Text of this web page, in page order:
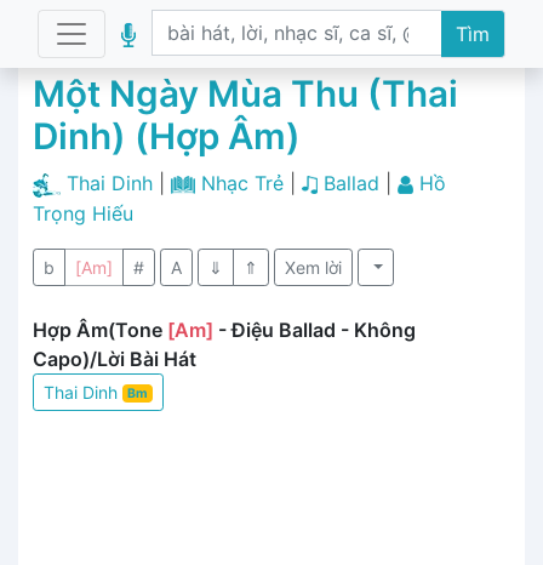
Tìm
Một Ngày Mùa Thu (Thai
Dinh) (Hợp Âm)
Thai Dinh Nhạc Trẻ| Ballad
Hồ
Trọng Hiếu
b [Am] # A ⇓ ⇑ Xem lời
Hợp Âm(Tone [Am] - Điệu Ballad - Không
Capo)/Lời Bài Hát
Thai Dinh Bm